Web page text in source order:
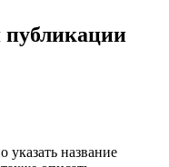
публикации
указать название